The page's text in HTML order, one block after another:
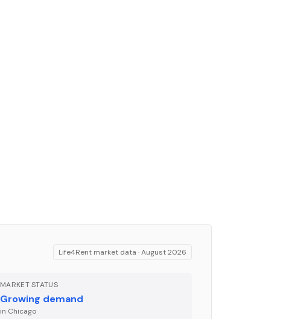
Life4Rent market data ·August 2026
MARKET STATUS
Growing demand
in Chicago